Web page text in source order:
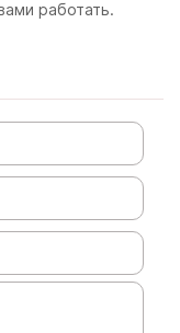
работать.